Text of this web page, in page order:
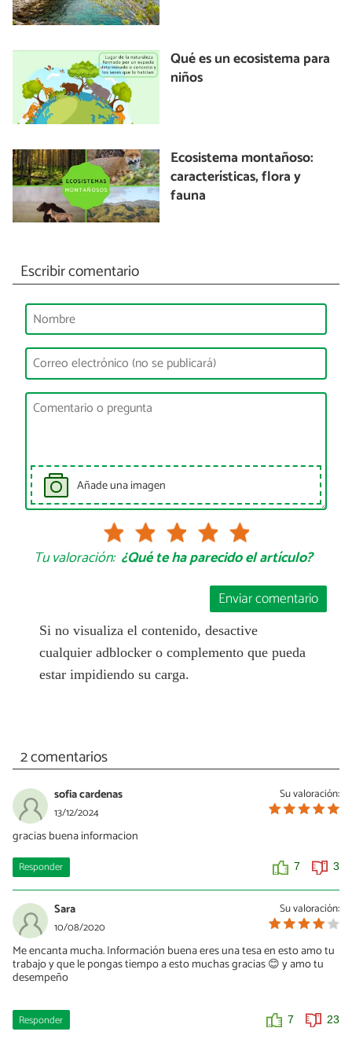
Qué es un ecosistema para
niños
Ecosistema montañoso:
características, flora y
fauna
Escribir comentario
Añade una imagen
Tu valoración: ¿Qué te ha parecido el artículo?
Enviar comentario
Si no visualiza el contenido, desactive
cualquier adblocker o complemento que pueda
estar impidiendo su carga.
2 comentarios
Su valoración:
sofia cardenas
13/12/2024
gracias buena informacion
Responder 7 3
Su valoración:
Sara
10/08/2020
Me encanta mucha. Información buena eres una tesa en esto amo tu
trabajo y que le pongas tiempo a esto muchas gracias 😊 y amo tu
desempeño
Responder 7 23